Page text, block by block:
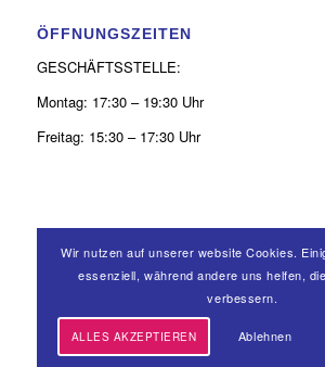
ÖFFNUNGSZEITEN
GESCHÄFTSSTELLE:
Montag: 17:30 – 19:30 Uhr
Freitag: 15:30 – 17:30 Uhr
Wir nutzen auf unserer website Cookies.
essenziell, während andere uns helfen,
verbessern.
ALLES AKZEPTIEREN Ablehnen